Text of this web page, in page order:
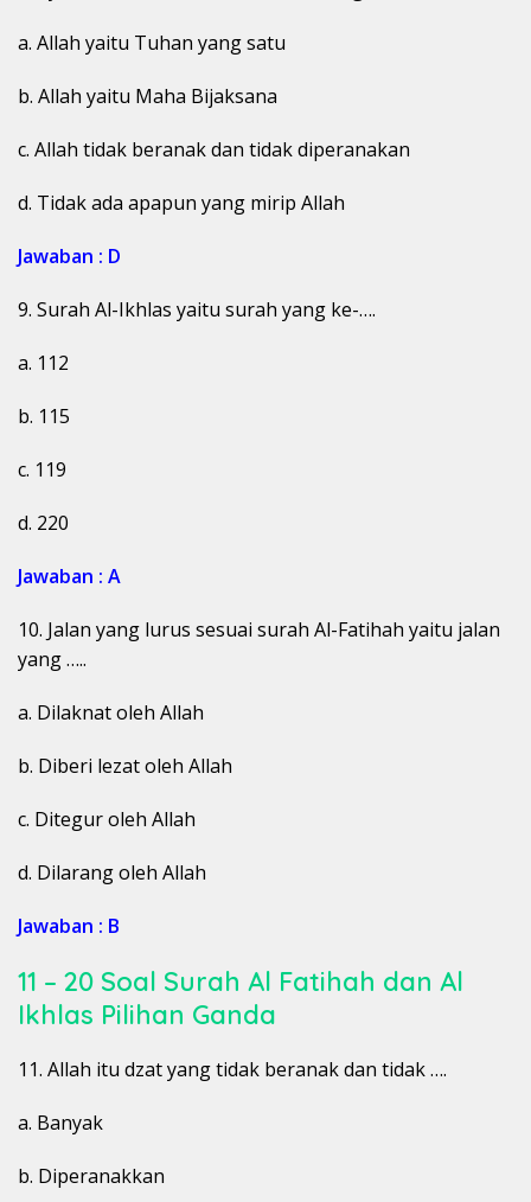
a. Allah yaitu Tuhan yang satu
b. Allah yaitu Maha Bijaksana
c. Allah tidak beranak dan tidak diperanakan
d. Tidak ada apapun yang mirip Allah
Jawaban : D
9. Surah Al-Ikhlas yaitu surah yang ke-….
a. 112
b. 115
c. 119
d. 220
Jawaban : A
10. Jalan yang lurus sesuai surah Al-Fatihah yaitu jalan
yang …..
a. Dilaknat oleh Allah
b. Diberi lezat oleh Allah
c. Ditegur oleh Allah
d. Dilarang oleh Allah
Jawaban : B
11 – 20 Soal Surah Al Fatihah dan Al
Ikhlas Pilihan Ganda
11. Allah itu dzat yang tidak beranak dan tidak ….
a. Banyak
b. Diperanakkan